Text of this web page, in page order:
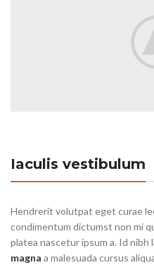
Iaculis vestibulum
Hendrerit volutpat eget curae
condimentum dictumst non mi
platea nascetur ipsum a. Id nibh
magna a malesuada cursus